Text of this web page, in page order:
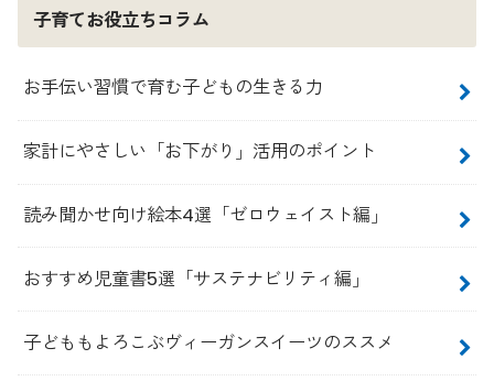
子育てお役立ちコラム
お手伝い習慣で育む子どもの生きる力
家計にやさしい「お下がり」活用のポイント
読み聞かせ向け絵本4選「ゼロウェイスト編」
おすすめ児童書5選「サステナビリティ編」
子どももよろこぶヴィーガンスイーツのススメ